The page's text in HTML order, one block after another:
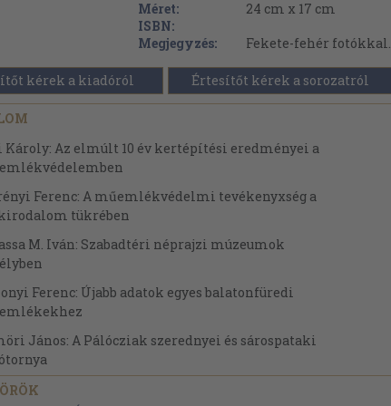
Méret:
24 cm x 17 cm
ISBN:
Megjegyzés:
Fekete-fehér fotókkal.
kérek a kiadóról Értesítőt kérek a sorozatról
Károly: Az elmúlt 10 év kertépítési eredményei a
Ferenc: A műemlékvédelmi tevékenyxség a
tükrében
M. Iván: Szabadtéri néprajzi múzeumok
Ferenc: Újabb adatok egyes balatonfüredi
János: A Pálócziak szerednyei és sárospataki
Gály Erzsébet: A győrzámolyi Madonna-szobor